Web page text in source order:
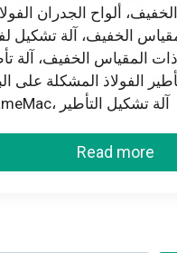
ألواح الجدران
الخفيف، آلة تشكيل
ذات المقياس الخفيف، آلة
الفولاذ المشكلة على
FrameMac، آلة تشكيل التأطير
Read more